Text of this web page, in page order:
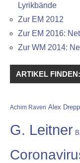
Lyrikbände
Zur EM 2012
Zur EM 2016:
Zur WM 2014:
ARTIKEL
Achim Raven Alex
G. Leitner